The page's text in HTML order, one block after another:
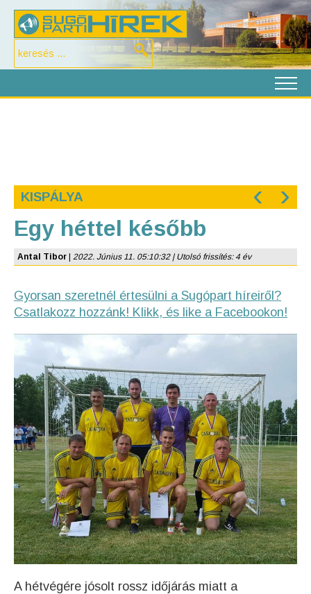
KISPÁLYA ‹ ›
Egy héttel később
Antal Tibor 2022. Június 11. 05:10:32 | Utolsó frissítés: 4 év
Gyorsan szeretnél értesülni a Sugópart híreiről?
Csatlakozz hozzánk! Klikk, és like a Facebookon!
A hétvégére jósolt rossz időjárás miatt a